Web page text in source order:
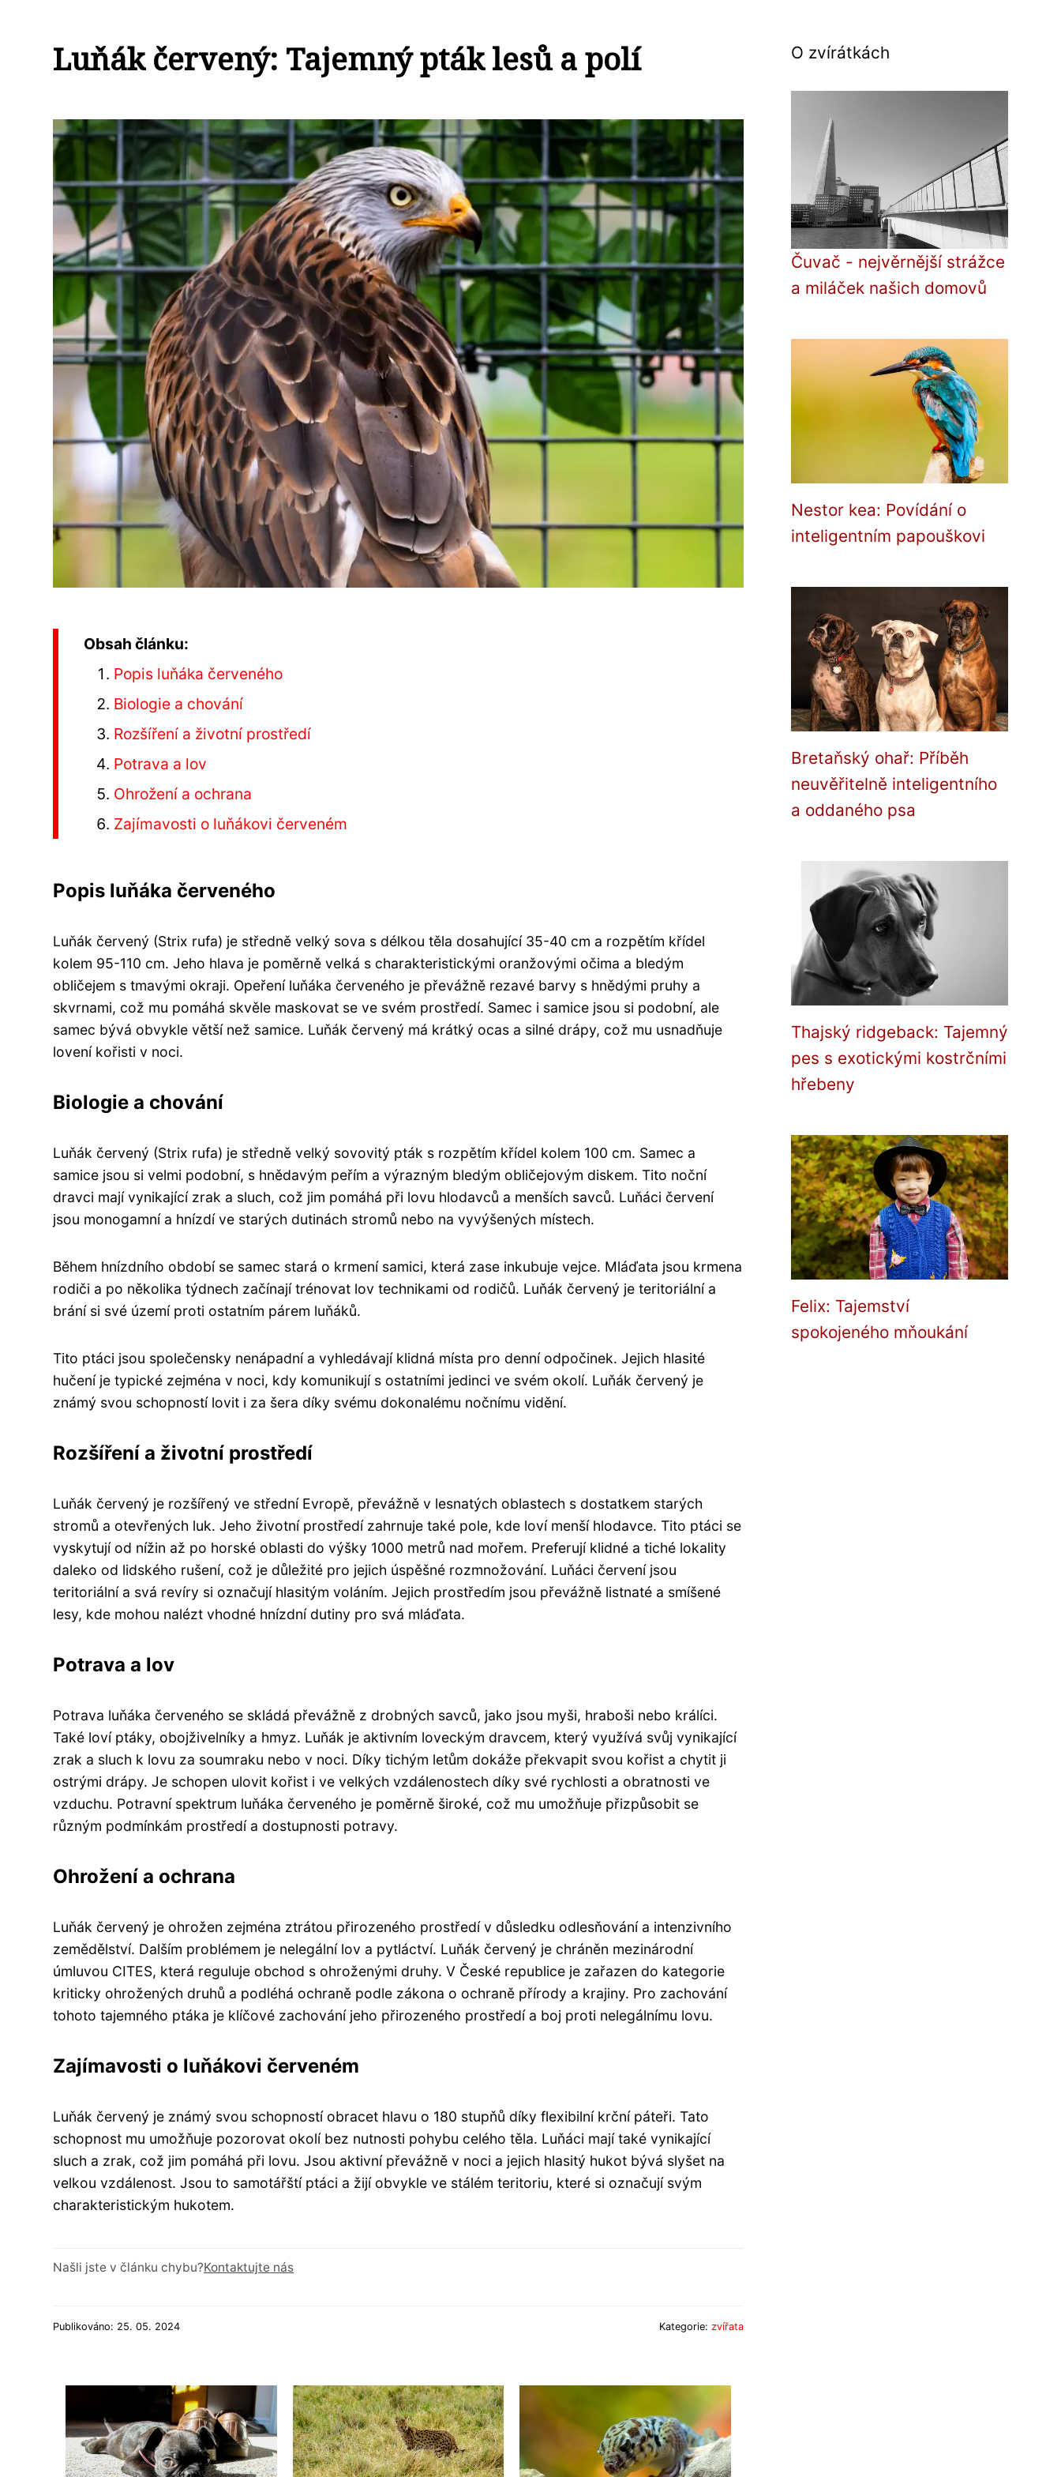
Luňák červený: Tajemný pták lesů a polí
Obsah článku:
Popis luňáka červeného
Biologie a chování
Rozšíření a životní prostředí
Potrava a lov
Ohrožení a ochrana
Zajímavosti o luňákovi červeném
Popis luňáka červeného
Luňák červený (Strix rufa) je středně velký sova s délkou těla dosahující 35-40 cm a rozpětím křídel
kolem 95-110 cm. Jeho hlava je poměrně velká s charakteristickými oranžovými očima a bledým
obličejem s tmavými okraji. Opeření luňáka červeného je převážně rezavé barvy s hnědými pruhy a
skvrnami, což mu pomáhá skvěle maskovat se ve svém prostředí. Samec i samice jsou si podobní, ale
samec bývá obvykle větší než samice. Luňák červený má krátký ocas a silné drápy, což mu usnadňuje
lovení kořisti v noci.
Biologie a chování
Luňák červený (Strix rufa) je středně velký sovovitý pták s rozpětím křídel kolem 100 cm. Samec a
samice jsou si velmi podobní, s hnědavým peřím a výrazným bledým obličejovým diskem. Tito noční
dravci mají vynikající zrak a sluch, což jim pomáhá při lovu hlodavců a menších savců. Luňáci červení
jsou monogamní a hnízdí ve starých dutinách stromů nebo na vyvýšených místech.
Během hnízdního období se samec stará o krmení samici, která zase inkubuje vejce. Mláďata jsou krmena
rodiči a po několika týdnech začínají trénovat lov technikami od rodičů. Luňák červený je teritoriální a
brání si své území proti ostatním párem luňáků.
Tito ptáci jsou společensky nenápadní a vyhledávají klidná místa pro denní odpočinek. Jejich hlasité
hučení je typické zejména v noci, kdy komunikují s ostatními jedinci ve svém okolí. Luňák červený je
známý svou schopností lovit i za šera díky svému dokonalému nočnímu vidění.
Rozšíření a životní prostředí
Luňák červený je rozšířený ve střední Evropě, převážně v lesnatých oblastech s dostatkem starých
stromů a otevřených luk. Jeho životní prostředí zahrnuje také pole, kde loví menší hlodavce. Tito ptáci se
vyskytují od nížin až po horské oblasti do výšky 1000 metrů nad mořem. Preferují klidné a tiché lokality
daleko od lidského rušení, což je důležité pro jejich úspěšné rozmnožování. Luňáci červení jsou
teritoriální a svá revíry si označují hlasitým voláním. Jejich prostředím jsou převážně listnaté a smíšené
lesy, kde mohou nalézt vhodné hnízdní dutiny pro svá mláďata.
Potrava a lov
Potrava luňáka červeného se skládá převážně z drobných savců, jako jsou myši, hraboši nebo králíci.
Také loví ptáky, obojživelníky a hmyz. Luňák je aktivním loveckým dravcem, který využívá svůj vynikající
zrak a sluch k lovu za soumraku nebo v noci. Díky tichým letům dokáže překvapit svou kořist a chytit ji
ostrými drápy. Je schopen ulovit kořist i ve velkých vzdálenostech díky své rychlosti a obratnosti ve
vzduchu. Potravní spektrum luňáka červeného je poměrně široké, což mu umožňuje přizpůsobit se
různým podmínkám prostředí a dostupnosti potravy.
Ohrožení a ochrana
Luňák červený je ohrožen zejména ztrátou přirozeného prostředí v důsledku odlesňování a intenzivního
zemědělství. Dalším problémem je nelegální lov a pytláctví. Luňák červený je chráněn mezinárodní
úmluvou CITES, která reguluje obchod s ohroženými druhy. V České republice je zařazen do kategorie
kriticky ohrožených druhů a podléhá ochraně podle zákona o ochraně přírody a krajiny. Pro zachování
tohoto tajemného ptáka je klíčové zachování jeho přirozeného prostředí a boj proti nelegálnímu lovu.
Zajímavosti o luňákovi červeném
Luňák červený je známý svou schopností obracet hlavu o 180 stupňů díky flexibilní krční páteři. Tato
schopnost mu umožňuje pozorovat okolí bez nutnosti pohybu celého těla. Luňáci mají také vynikající
sluch a zrak, což jim pomáhá při lovu. Jsou aktivní převážně v noci a jejich hlasitý hukot bývá slyšet na
velkou vzdálenost. Jsou to samotářští ptáci a žijí obvykle ve stálém teritoriu, které si označují svým
charakteristickým hukotem.
Našli jste v článku chybu?Kontaktujte nás
Publikováno: 25. 05. 2024 Kategorie: zvířata
O zvírátkách
Čuvač - nejvěrnější strážce
a miláček našich domovů
Nestor kea: Povídání o
inteligentním papouškovi
Bretaňský ohař: Příběh
neuvěřitelně inteligentního
a oddaného psa
Thajský ridgeback: Tajemný
pes s exotickými kostrčními
hřebeny
Felix: Tajemství
spokojeného mňoukání